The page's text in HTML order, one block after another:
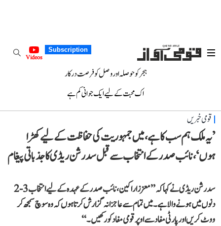
Subscription
Videos
ہجر کو حوصلہ اور وصل کو فرصت درکار
اک محبت کے لیے ایک جوانی کم ہے
قومی خبریں
’یہ ملک ہم سب کا ہے، میں جمہوریت کی حفاظت کے لیے کھڑا
ہوں‘، نائب صدر کے انتخاب سے قبل سدرشن ریڈی کا جذباتی پیغام
سدرشن ریڈی نے کہا کہ ’’معزز اراکین، نائب صدر کے عہدہ کے لیے انتخاب 3-2
دنوں میں ہونے والا ہے۔ میں تمام سے عاجزانہ گزارش کرتا ہوں کہ وہ سوچ سمجھ کر
ووٹ کریں اور پارٹی مفاد سے اوپر قومی مفاد کو رکھیں۔‘‘